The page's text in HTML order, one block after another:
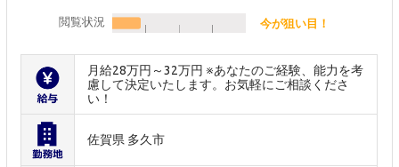
閲覧状況 今が狙い目！
月給28万円～32万円 ※あなたのご経験、能力を考
慮して決定いたします。お気軽にご相談くださ
い！
佐賀県 多久市